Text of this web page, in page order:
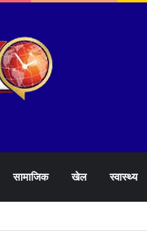
सामाजिक खेल स्वास्थ्य
की सौगात